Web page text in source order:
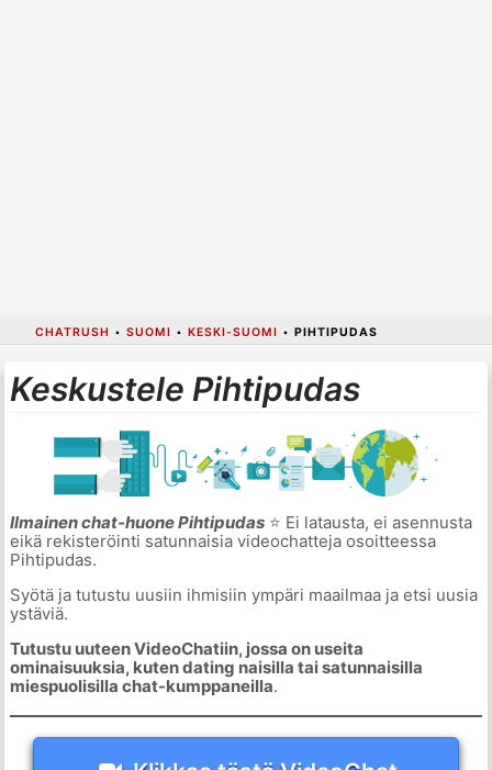
CHATRUSH • SUOMI • KESKI-SUOMI • PIHTIPUDAS
Keskustele Pihtipudas
Ilmainen chat-huone Pihtipudas⭐ Ei latausta, ei asennusta
eikä rekisteröinti satunnaisia videochatteja osoitteessa
Pihtipudas.
Syötä ja tutustu uusiin ihmisiin ympäri maailmaa ja etsi uusia
ystäviä.
Tutustu uuteen VideoChatiin, jossa on useita
ominaisuuksia, kuten dating naisilla tai satunnaisilla
miespuolisilla chat-kumppaneilla.